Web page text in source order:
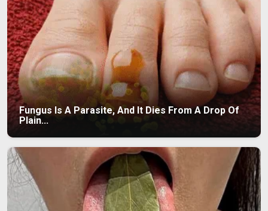
Fungus Is A Parasite, And It Dies From A Drop Of
Plain...